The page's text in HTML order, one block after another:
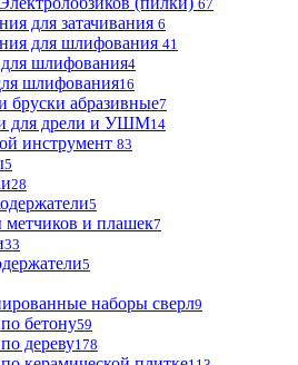
67
для затачивания 6
для шлифования 41
шлифования4
шлифования16
бруски абразивные7
для дрели и УШМ14
инструмент 83
5
28
5
и плашек7
33
5
наборы сверл9
бетону59
дереву178